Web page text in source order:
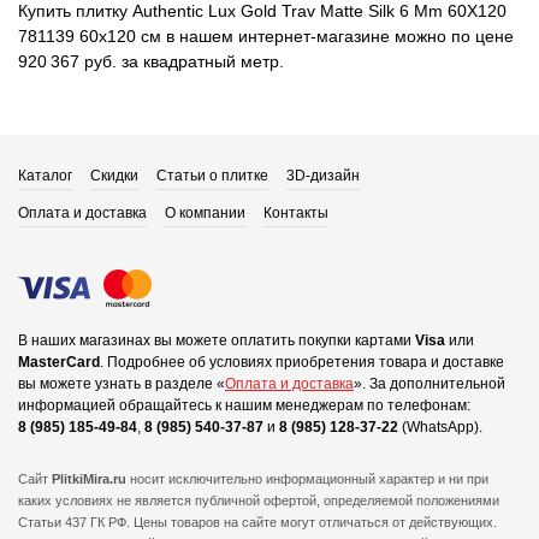
Купить плитку Authentic Lux Gold Trav Matte Silk 6 Mm 60X120
781139 60x120 см в нашем интернет-магазине можно по цене
920 367 руб. за квадратный метр.
Каталог Скидки Статьи о плитке 3D-дизайн
Оплата и доставка О компании Контакты
В наших магазинах вы можете оплатить покупки картами Visa или
MasterCard . Подробнее об условиях приобретения товара и доставке
вы можете узнать в разделе «Оплата и доставка». За дополнительной
информацией обращайтесь к нашим менеджерам по телефонам:
8 (985) 185-49-84, 8 (985) 540-37-87 и 8 (985) 128-37-22 (WhatsApp).
Сайт PlitkiMira.ru носит исключительно информационный характер и ни при
каких условиях не является публичной офертой, определяемой положениями
Статьи 437 ГК РФ. Цены товаров на сайте могут отличаться от действующих.